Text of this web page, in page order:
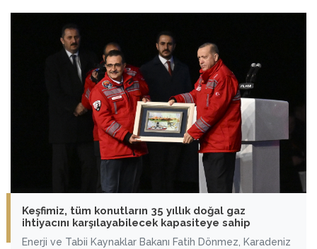
dedi
Keşfimiz, tüm konutların 35 yıllık doğal gaz
ihtiyacını karşılayabilecek kapasiteye sahip
Enerji ve Tabii Kaynaklar Bakanı Fatih Dönmez, Karadeniz